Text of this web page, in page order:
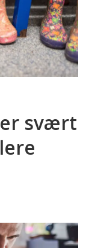
svært